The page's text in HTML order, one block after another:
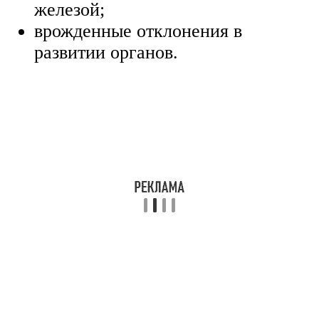
железой;
врожденные отклонения в
развитии органов.